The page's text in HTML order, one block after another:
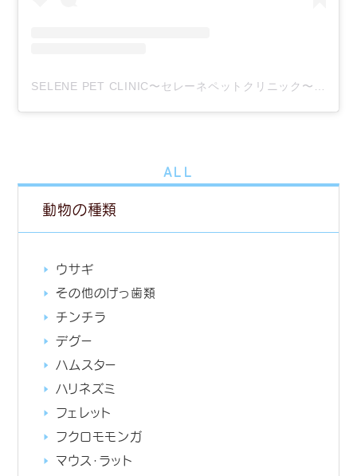
ALL
動物の種類
ウサギ
その他のげっ歯類
チンチラ
デグー
ハムスター
ハリネズミ
フェレット
フクロモモンガ
マウス・ラット